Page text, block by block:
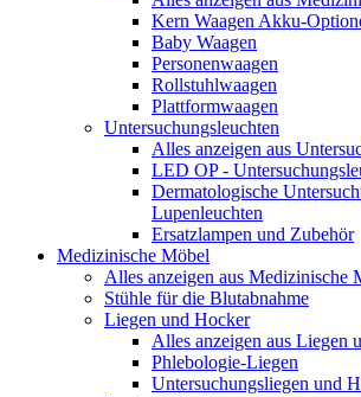
Kern Waagen Akku-
Baby Waagen
Personenwaagen
Rollstuhlwaagen
Plattformwaagen
Untersuchungsleuchten
Alles anzeigen aus
LED OP -
Dermatologische
Lupenleuchten
Ersatzlampen und Zubehör
Medizinische Möbel
Alles anzeigen aus Medizinische
Stühle für die Blutabnahme
Liegen und Hocker
Alles anzeigen aus Liegen
Phlebologie-Liegen
Untersuchungsliegen und